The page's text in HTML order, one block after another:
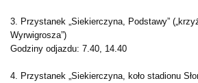
3. Przystanek „Siekierczyna, Podstawy”
Wyrwigrosza”)
Godziny odjazdu: 7.40, 14.40
4. Przystanek „Siekierczyna, koło stadionu